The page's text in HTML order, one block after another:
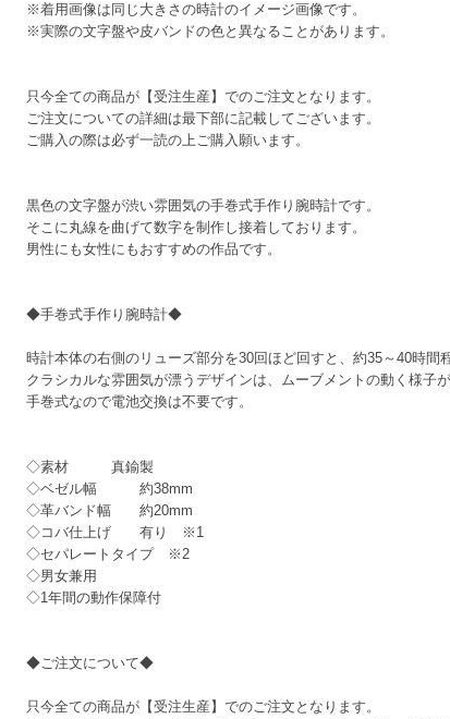
※着用画像は同じ大きさの時計のイメージ画像です。
※実際の文字盤や皮バンドの色と異なることがあります。
只今全ての商品が【受注生産】でのご注文となります。
ご注文についての詳細は最下部に記載してございます。
ご購入の際は必ず一読の上ご購入願います。
黒色の文字盤が渋い雰囲気の手巻式手作り腕時計です。
そこに丸線を曲げて数字を制作し接着しております。
男性にも女性にもおすすめの作品です。
◆手巻式手作り腕時計◆
時計本体の右側のリューズ部分を30回ほど回すと、約35～40時間
クラシカルな雰囲気が漂うデザインは、ムーブメントの動く様子
手巻式なので電池交換は不要です。
◇素材 真鍮製
◇ベゼル幅 約38mm
◇革バンド幅 約20mm
◇コバ仕上げ 有り ※1
◇セパレートタイプ ※2
◇男女兼用
◇1年間の動作保障付
◆ご注文について◆
只今全ての商品が【受注生産】でのご注文となります。